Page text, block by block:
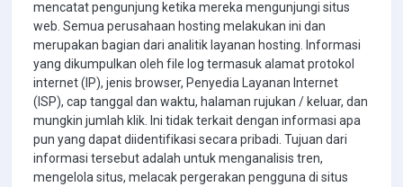
mencatat pengunjung ketika mereka mengunjungi situs
web. Semua perusahaan hosting melakukan ini dan
merupakan bagian dari analitik layanan hosting. Informasi
yang dikumpulkan oleh file log termasuk alamat protokol
internet (IP), jenis browser, Penyedia Layanan Internet
(ISP), cap tanggal dan waktu, halaman rujukan / keluar, dan
mungkin jumlah klik. Ini tidak terkait dengan informasi apa
pun yang dapat diidentifikasi secara pribadi. Tujuan dari
informasi tersebut adalah untuk menganalisis tren,
mengelola situs, melacak pergerakan pengguna di situs